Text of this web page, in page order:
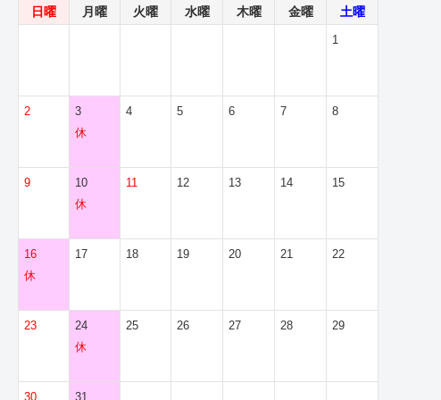
日曜 月曜 火曜 水曜 木曜 金曜 土曜
1
2
3
休
4 5 6 7 8
9
10
休
11 12 13 14 15
16
休
17 18 19 20 21 22
23
24
休
25 26 27 28 29
30 31